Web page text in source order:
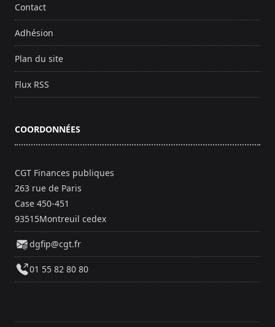
Contact
Adhésion
Plan du site
Flux RSS
COORDONNÉES
CGT Finances publiques
263 rue de Paris
Case 450-451
93515Montreuil cedex
dgfip@cgt.fr
01 55 82 80 80